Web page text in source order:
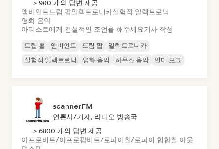
> 900 개의 답변 제공
앰비언트 드림 팝일렉트로니카실험적 일렉트로닉
영화 음악
아티스트에게 건설적인 조언을 해주세요기사 작성
트립 홉 앰비언트 드림 팝
일렉트로니카
실험적 일렉트로닉
영화 음악 하우스 음악 인디 포크
scannerFM
언론사/기자, 라디오 방송국
> 6800 개의 답변 제공
아프로비트/아프로팝비트/로파이칠/로파이 힙합칠 아웃